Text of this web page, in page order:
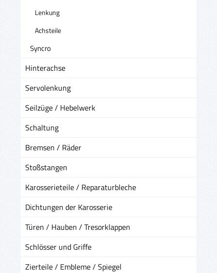
Lenkung
Achsteile
Syncro
Hinterachse
Servolenkung
Seilzüge / Hebelwerk
Schaltung
Bremsen / Räder
Stoßstangen
Karosserieteile / Reparaturbleche
Dichtungen der Karosserie
Türen / Hauben / Tresorklappen
Schlösser und Griffe
Zierteile / Embleme / Spiegel